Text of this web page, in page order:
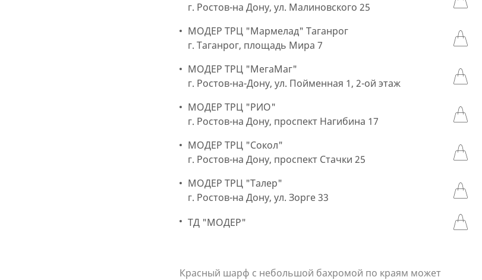
г. Ростов-на Дону, ул. Малиновского 25
МОДЕР ТРЦ "Мармелад" Таганрог
г. Таганрог, площадь Мира 7
МОДЕР ТРЦ "МегаМаг"
г. Ростов-на-Дону, ул. Пойменная 1, 2-ой этаж
МОДЕР ТРЦ "РИО"
г. Ростов-на Дону, проспект Нагибина 17
МОДЕР ТРЦ "Сокол"
г. Ростов-на Дону, проспект Стачки 25
МОДЕР ТРЦ "Талер"
г. Ростов-на Дону, ул. Зорге 33
ТД "МОДЕР"
Красный шарф с небольшой бахромой по краям может